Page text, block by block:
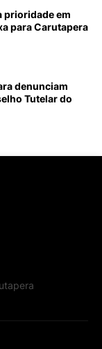
prioridade em
para Carutapera
denunciam
Tutelar do